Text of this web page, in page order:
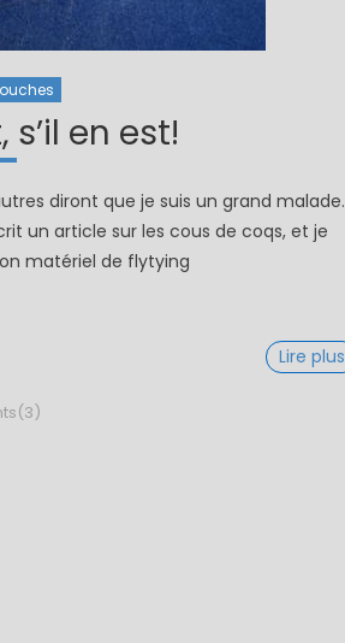
en est!
diront que je suis un grand malade.
un article sur les cous de coqs, et je
matériel de flytying
Lire plus